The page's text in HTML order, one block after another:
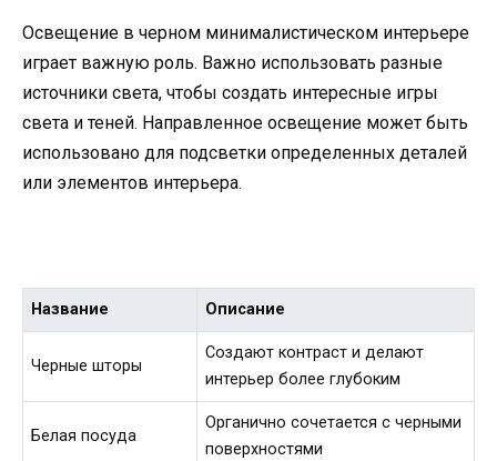
Освещение в черном минималистическом интерьере
играет важную роль. Важно использовать разные
источники света, чтобы создать интересные игры
света и теней. Направленное освещение может быть
использовано для подсветки определенных деталей
или элементов интерьера.
Название Описание
Черные шторы
Создают контраст и делают
интерьер более глубоким
Белая посуда
Органично сочетается с черными
поверхностями